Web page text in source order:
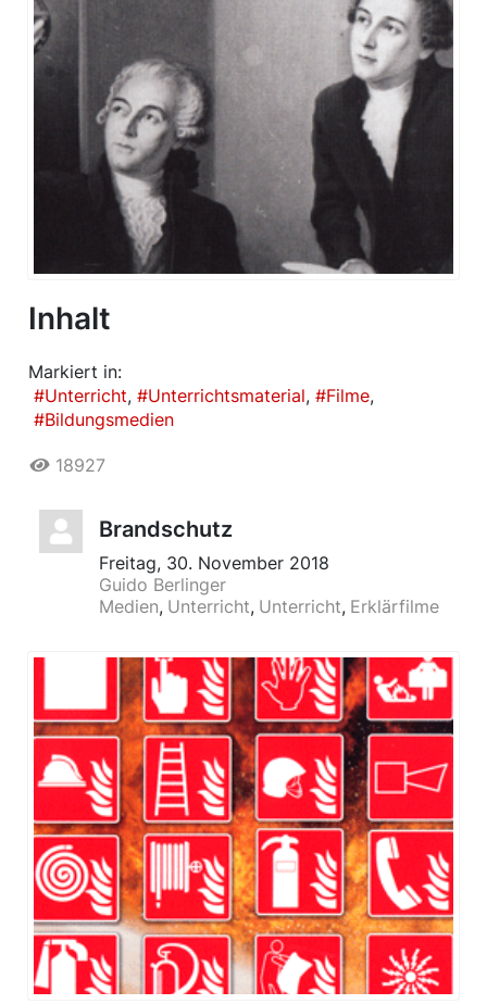
Inhalt
Markiert in:
Unterricht
Unterrichtsmaterial
Filme
Bildungsmedien
18927
Brandschutz
Freitag, 30. November 2018
Guido Berlinger
Medien Unterricht Unterricht Erklärfilme